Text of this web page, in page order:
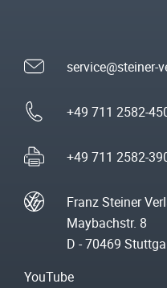
service@steiner-
+49 711 2582-
+49 711 2582-
Franz Steiner
Maybachstr. 8
D - 70469
YouTube